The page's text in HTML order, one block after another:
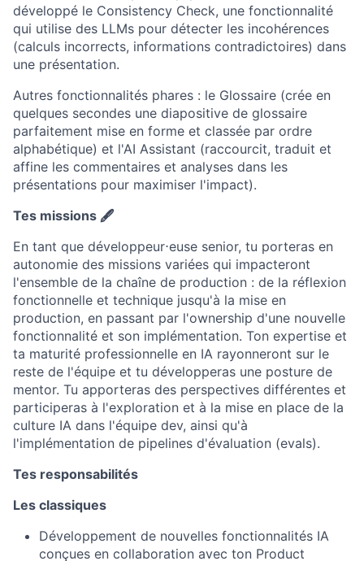
développé le Consistency Check, une fonctionnalité
qui utilise des LLMs pour détecter les incohérences
(calculs incorrects, informations contradictoires) dans
une présentation.
Autres fonctionnalités phares : le Glossaire (crée en
quelques secondes une diapositive de glossaire
parfaitement mise en forme et classée par ordre
alphabétique) et l'AI Assistant (raccourcit, traduit et
affine les commentaires et analyses dans les
présentations pour maximiser l'impact).
Tes missions 🖋️
En tant que développeur⋅euse senior, tu porteras en
autonomie des missions variées qui impacteront
l'ensemble de la chaîne de production : de la réflexion
fonctionnelle et technique jusqu'à la mise en
production, en passant par l'ownership d'une nouvelle
fonctionnalité et son implémentation. Ton expertise et
ta maturité professionnelle en IA rayonneront sur le
reste de l'équipe et tu développeras une posture de
mentor. Tu apporteras des perspectives différentes et
participeras à l'exploration et à la mise en place de la
culture IA dans l'équipe dev, ainsi qu'à
l'implémentation de pipelines d'évaluation (evals).
Tes responsabilités
Les classiques
Développement de nouvelles fonctionnalités IA
conçues en collaboration avec ton Product